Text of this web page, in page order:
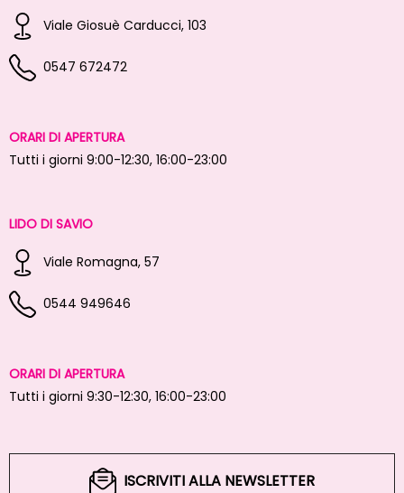
Viale Giosuè Carducci, 103
0547 672472
ORARI DI APERTURA
Tutti i giorni 9:00-12:30, 16:00-23:00
LIDO DI SAVIO
Viale Romagna, 57
0544 949646
ORARI DI APERTURA
Tutti i giorni 9:30-12:30, 16:00-23:00
ISCRIVITI ALLA NEWSLETTER